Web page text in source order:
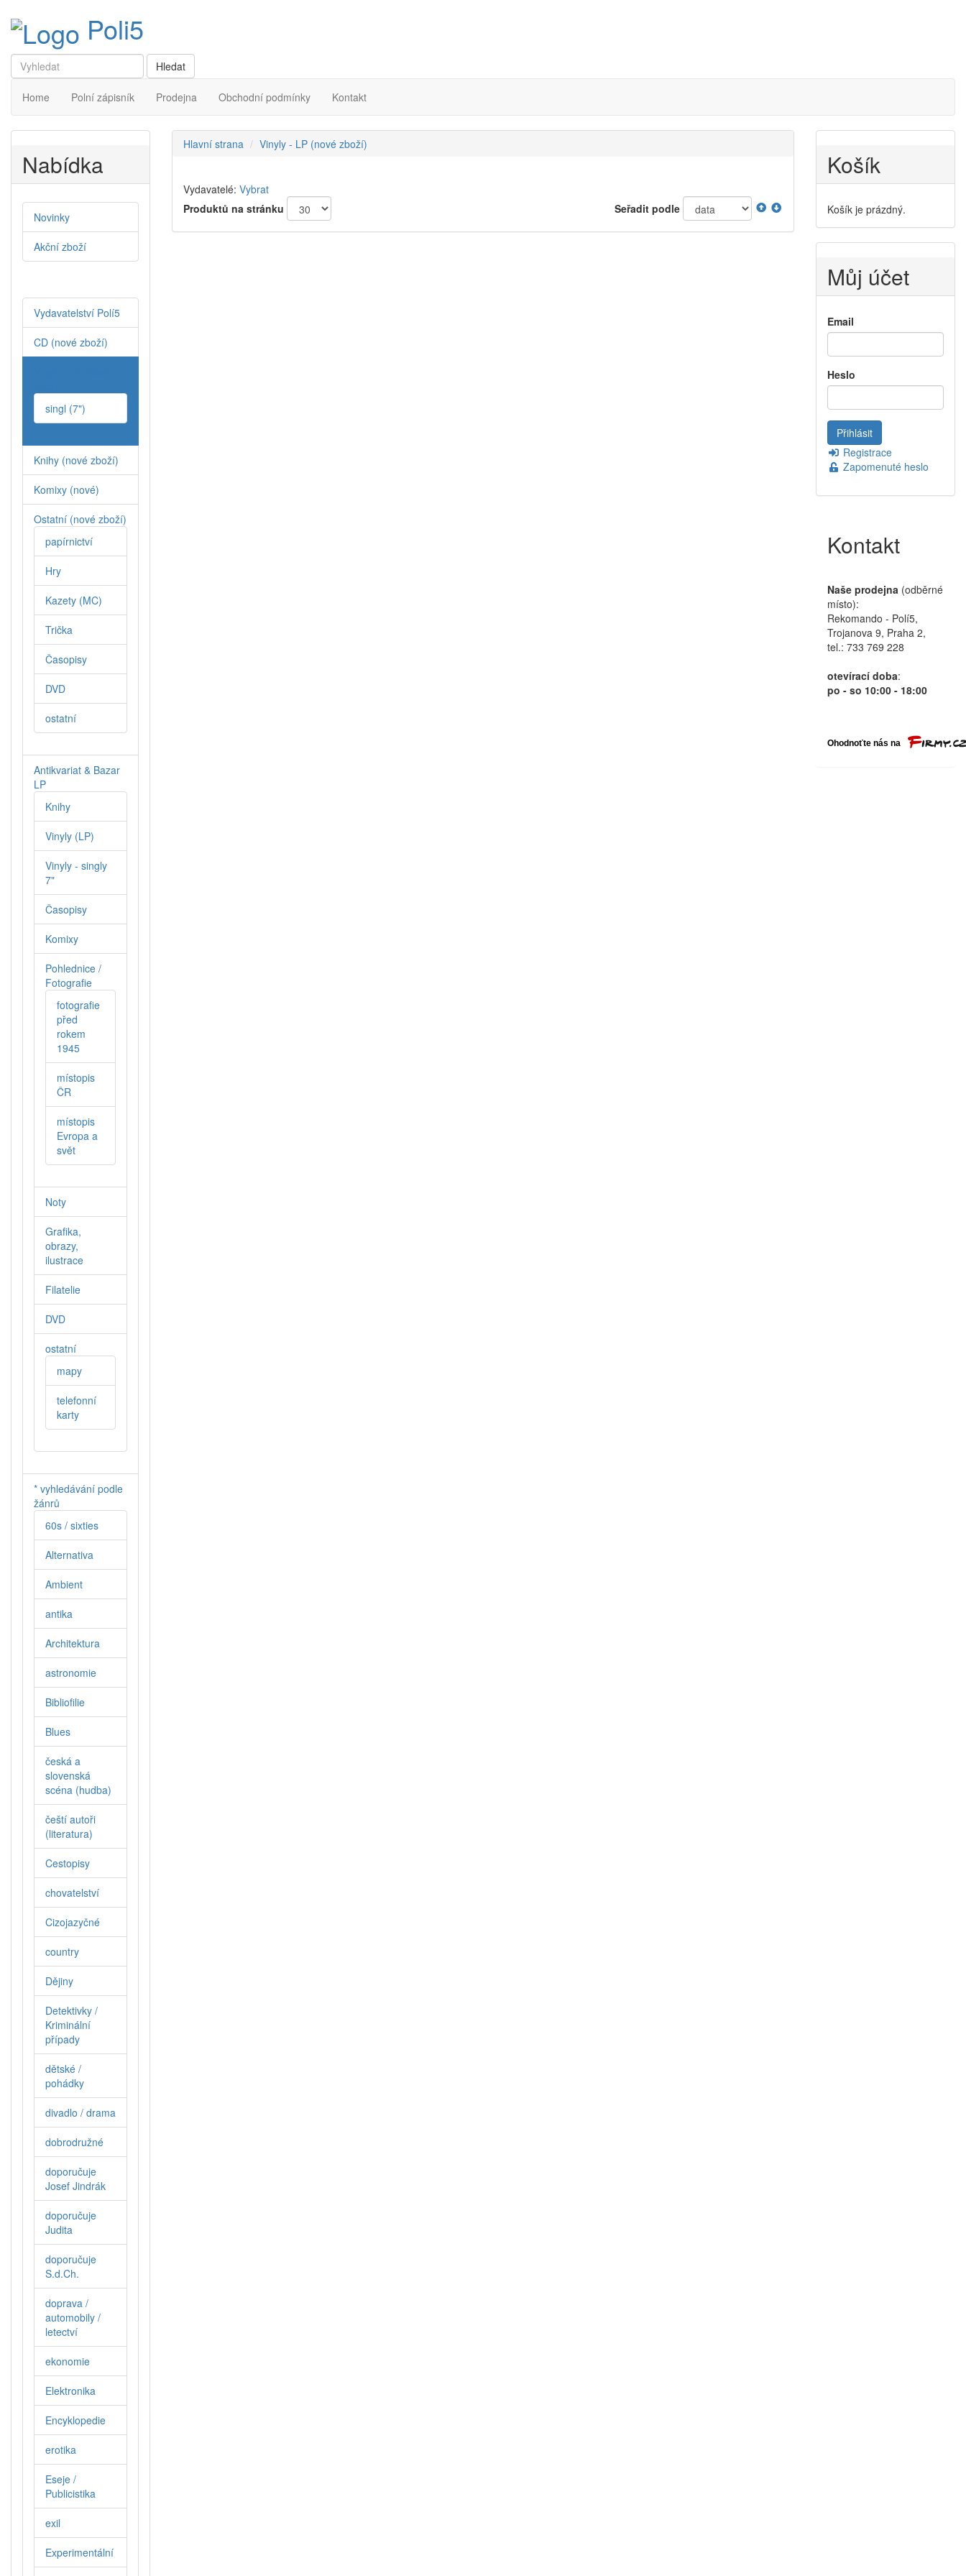
Poli5
Home Polní zápisník Prodejna Obchodní podmínky Kontakt
Hlavní strana Vinyly - LP (nové zboží)
Vydavatelé: Vybrat
Produktů na stránku
Seřadit podle
Nabídka
Novinky
Akční zboží
Vydavatelství Polí5
CD (nové zboží)
singl (7")
Knihy (nové zboží)
Komixy (nové)
Ostatní (nové zboží)
papírnictví
Hry
Kazety (MC)
Trička
Časopisy
DVD
ostatní
Antikvariat & Bazar
LP
Knihy
Vinyly (LP)
Vinyly - singly
7"
Časopisy
Komixy
Pohlednice /
Fotografie
fotografie
před
rokem
1945
místopis
ČR
místopis
Evropa a
svět
Noty
Grafika,
obrazy,
ilustrace
Filatelie
DVD
ostatní
mapy
telefonní
karty
* vyhledávání podle
žánrů
60s / sixties
Alternativa
Ambient
antika
Architektura
astronomie
Bibliofilie
Blues
česká a
slovenská
scéna (hudba)
čeští autoři
(literatura)
Cestopisy
chovatelství
Cizojazyčné
country
Dějiny
Detektivky /
Kriminální
případy
dětské /
pohádky
divadlo / drama
dobrodružné
doporučuje
Josef Jindrák
doporučuje
Judita
doporučuje
S.d.Ch.
doprava /
automobily /
letectví
ekonomie
Elektronika
Encyklopedie
erotika
Eseje /
Publicistika
exil
Experimentální
Košík
Košík je prázdný.
Můj účet
Email
Heslo
Registrace
Zapomenuté heslo
Kontakt
Naše prodejna (odběrné
místo):
Rekomando - Polí5,
Trojanova 9, Praha 2,
tel.: 733 769 228
otevírací doba:
po - so 10:00 - 18:00